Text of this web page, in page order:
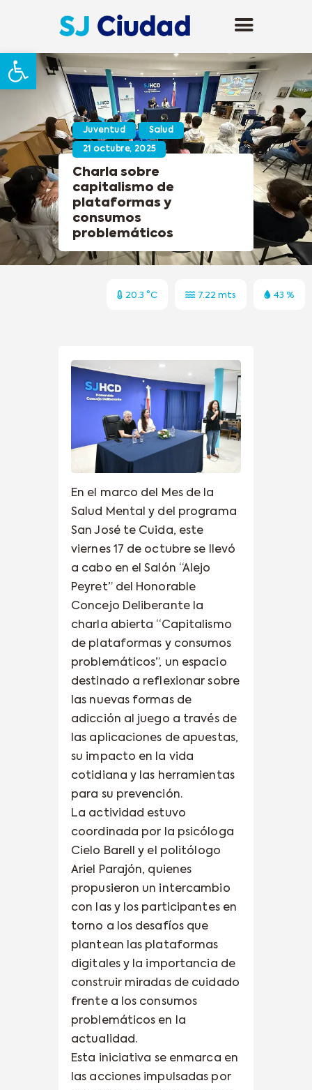
Abrir barra de herramientas
Juventud Salud
21 octubre, 2025
Charla sobre
capitalismo de
plataformas y
consumos
problemáticos
20.3 °C 7.22 mts 43 %
En el marco del Mes de la
Salud Mental y del programa
San José te Cuida, este
viernes 17 de octubre se llevó
a cabo en el Salón “Alejo
Peyret” del Honorable
Concejo Deliberante la
charla abierta “Capitalismo
de plataformas y consumos
problemáticos”, un espacio
destinado a reflexionar sobre
las nuevas formas de
adicción al juego a través de
las aplicaciones de apuestas,
su impacto en la vida
cotidiana y las herramientas
para su prevención.
La actividad estuvo
coordinada por la psicóloga
Cielo Barell y el politólogo
Ariel Parajón, quienes
propusieron un intercambio
con las y los participantes en
torno a los desafíos que
plantean las plataformas
digitales y la importancia de
construir miradas de cuidado
frente a los consumos
problemáticos en la
actualidad.
Esta iniciativa se enmarca en
las acciones impulsadas por